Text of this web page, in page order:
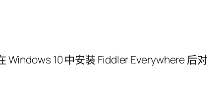
10 中安装 Fiddler Everywhere 后对